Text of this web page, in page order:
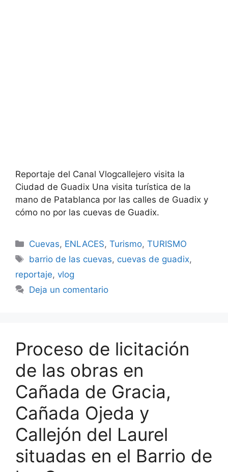
Reportaje del Canal Vlogcallejero visita la
Ciudad de Guadix Una visita turística de la
mano de Patablanca por las calles de Guadix y
cómo no por las cuevas de Guadix.
Categorías
Cuevas, ENLACES,Turismo,TURISMO
Etiquetas
barrio de las cuevas, cuevas de guadix,
reportaje, vlog
Deja un comentario
Proceso de licitación
de las obras en
Cañada de Gracia,
Cañada Ojeda y
Callejón del Laurel
situadas en el Barrio de